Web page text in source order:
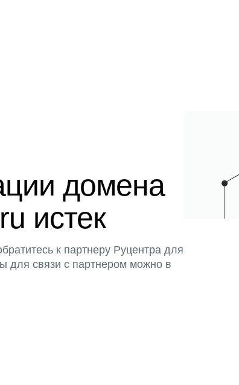
домена
истек
к партнеру Руцентра для
для связи с партнером можно в